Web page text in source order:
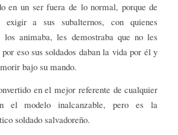
en un ser fuera de lo normal, porque de
exigir a sus subalternos, con quienes
animaba, les demostraba que no les
eso sus soldados daban la vida por él y
bajo su mando.
en el mejor referente de cualquier
el modelo inalcanzable, pero es la
soldado salvadoreño.